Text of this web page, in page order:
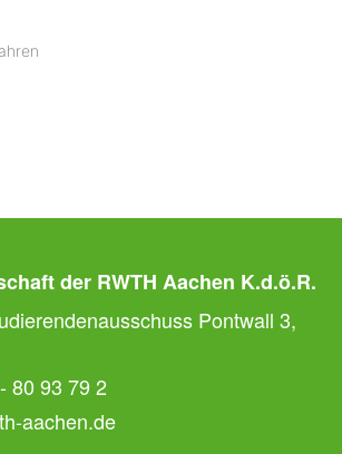
der RWTH Aachen K.d.ö.R.
Pontwall 3,
80 93 79 2
aachen.de